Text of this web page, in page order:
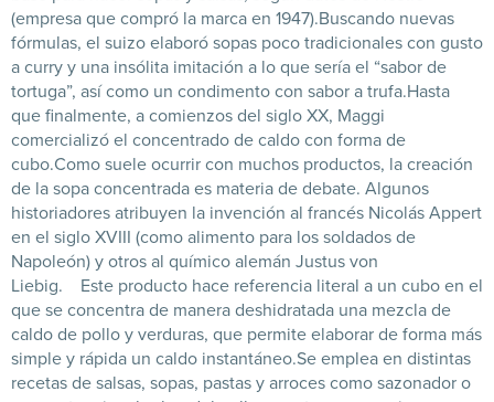
(empresa que compró la marca en 1947).Buscando nuevas
fórmulas, el suizo elaboró sopas poco tradicionales con gusto
a curry y una insólita imitación a lo que sería el “sabor de
tortuga”, así como un condimento con sabor a trufa.Hasta
que finalmente, a comienzos del siglo XX, Maggi
comercializó el concentrado de caldo con forma de
cubo.Como suele ocurrir con muchos productos, la creación
de la sopa concentrada es materia de debate. Algunos
historiadores atribuyen la invención al francés Nicolás Appert
en el siglo XVIII (como alimento para los soldados de
Napoleón) y otros al químico alemán Justus von
Liebig. Este producto hace referencia literal a un cubo en el
que se concentra de manera deshidratada una mezcla de
caldo de pollo y verduras, que permite elaborar de forma más
simple y rápida un caldo instantáneo.Se emplea en distintas
recetas de salsas, sopas, pastas y arroces como sazonador o